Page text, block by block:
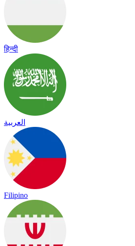
हिन्दी
العربية
Filipino